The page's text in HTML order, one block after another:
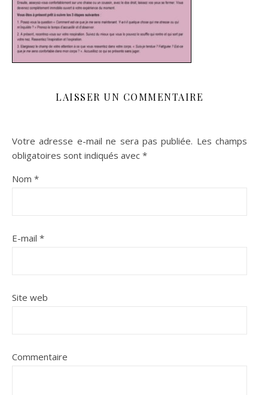
LAISSER UN COMMENTAIRE
Votre adresse e-mail ne sera pas publiée. Les champs
obligatoires sont indiqués avec *
Nom *
E-mail *
Site web
Commentaire